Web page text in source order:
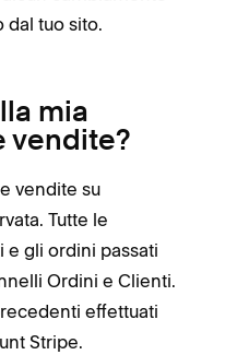
dal tuo sito.
mia
vendite?
vendite su
Tutte le
e gli ordini passati
Ordini e Clienti.
effettuati
Stripe.